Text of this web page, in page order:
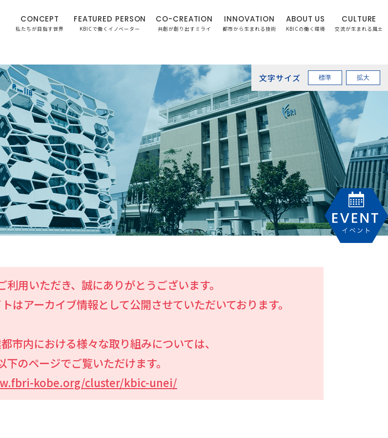
CONCEPT
私たちが目指す世界
FEATURED PERSON
KBICで働くイノベーター
CO-CREATION
共創が創り出すミライ
INNOVATION
都市から生まれる技術
ABOUT US
KBICの働く環境
CULTURE
交流が生まれる風土
文字サイズ 標準 拡大
用いただき、誠にありがとうございます。
はアーカイブ情報として公開させていただいております。
市内における様々な取り組みについては、
下のページでご覧いただけます。
kobe.org/cluster/kbic-unei/